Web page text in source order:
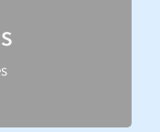
orientació i
transformació
esdevenen en